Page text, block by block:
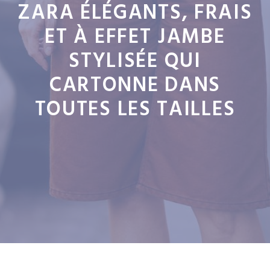
ZARA ÉLÉGANTS, FRAIS
ET À EFFET JAMBE
STYLISÉE QUI
CARTONNE DANS
TOUTES LES TAILLES